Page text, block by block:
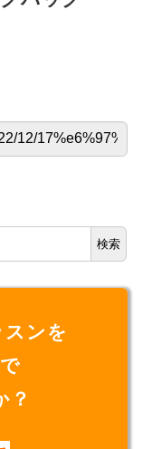
検索
ンを
？